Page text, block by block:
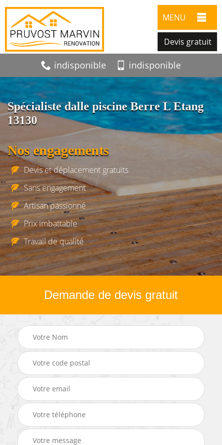
MENU
Devis gratuit
indisponible indisponible
Spécialiste dalle piscine Berre L Etang
13130
Nos engagements
Devis et déplacement gratuits
Sans engagement
Artisan passionné
Prix imbattable
Travail de qualité
Demande de devis gratuit